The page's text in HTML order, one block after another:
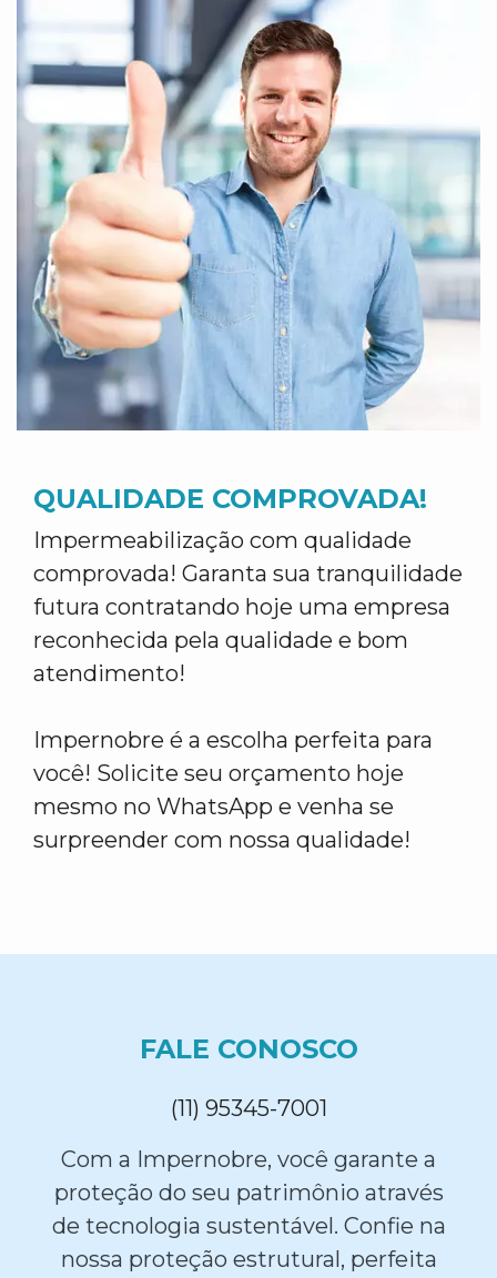
QUALIDADE COMPROVADA!
Impermeabilização com qualidade
comprovada! Garanta sua tranquilidade
futura contratando hoje uma empresa
reconhecida pela qualidade e bom
atendimento!
Impernobre é a escolha perfeita para
você! Solicite seu orçamento hoje
mesmo no WhatsApp e venha se
surpreender com nossa qualidade!
FALE CONOSCO
(11) 95345-7001
Com a Impernobre, você garante a
proteção do seu patrimônio através
de tecnologia sustentável. Confie na
nossa proteção estrutural, perfeita